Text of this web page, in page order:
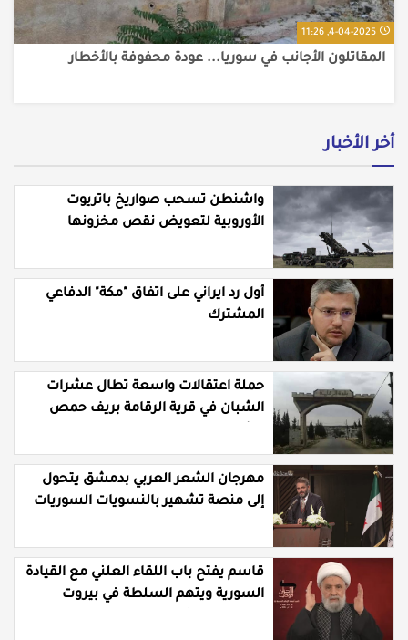
4-04-2025, 11:26
المقاتلون الأجانب في سوريا... عودة محفوفة بالأخطار
أخر الأخبار
واشنطن تسحب صواريخ باتريوت
الأوروبية لتعويض نقص مخزونها
أول رد ايراني على اتفاق "مكة" الدفاعي
المشترك
حملة اعتقالات واسعة تطال عشرات
الشبان في قرية الرقامة بريف حمص
مهرجان الشعر العربي بدمشق يتحول
إلى منصة تشهير بالنسويات السوريات
قاسم يفتح باب اللقاء العلني مع القيادة
السورية ويتهم السلطة في بيروت